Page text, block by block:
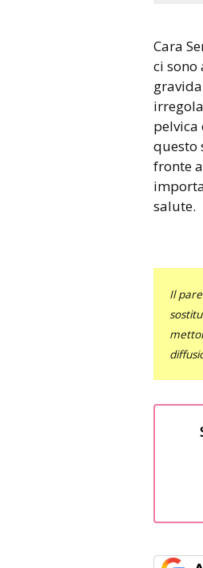
Cara
ci sono
pelvica
questo
fronte
salute.
Il